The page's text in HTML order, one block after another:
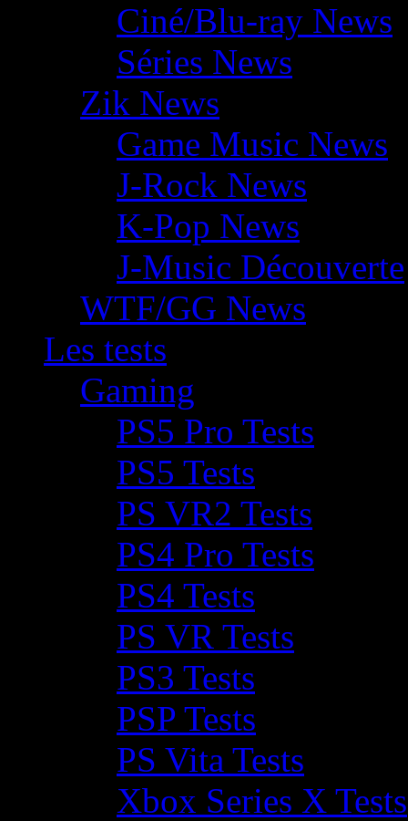
Ciné/Blu-ray News
Séries News
Zik News
Game Music News
J-Rock News
K-Pop News
J-Music Découverte
WTF/GG News
Les tests
Gaming
PS5 Pro Tests
PS5 Tests
PS VR2 Tests
PS4 Pro Tests
PS4 Tests
PS VR Tests
PS3 Tests
PSP Tests
PS Vita Tests
Xbox Series X Tests